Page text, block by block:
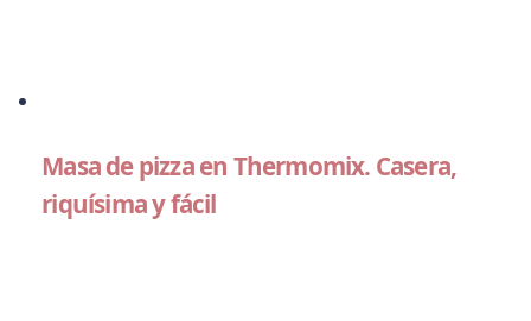
Masa de pizza en Thermomix. Casera,
riquísima y fácil